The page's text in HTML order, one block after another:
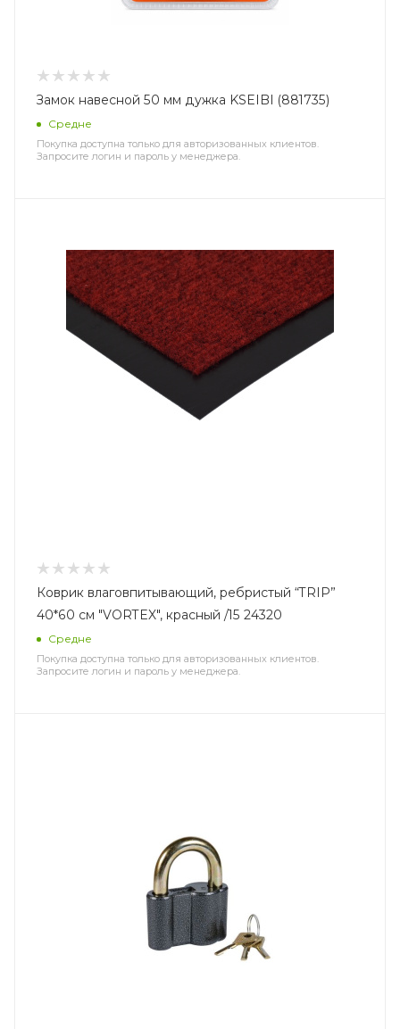
Замок навесной 50 мм дужка KSEIBI (881735)
Средне
Покупка доступна только для авторизованных клиентов.
Запросите логин и пароль у менеджера.
Коврик влаговпитывающий, ребристый “TRIP”
40*60 см "VORTEX", красный /15 24320
Средне
Покупка доступна только для авторизованных клиентов.
Запросите логин и пароль у менеджера.